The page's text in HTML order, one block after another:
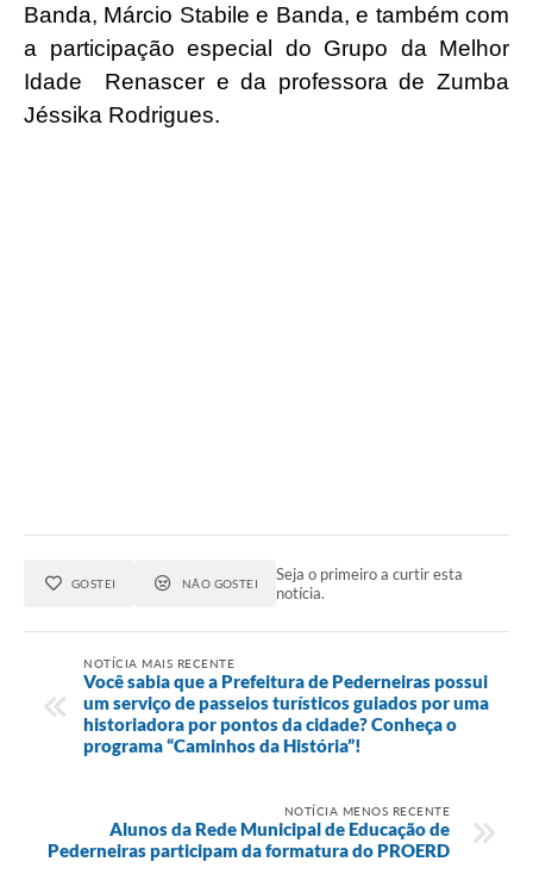
Banda, Márcio Stabile e Banda, e também com
a participação especial do Grupo da Melhor
Idade
Renascer e da professora de Zumba
Jéssika Rodrigues.
GOSTEI NÃO GOSTEI
Seja o primeiro a curtir esta
notícia.
NOTÍCIA MAIS RECENTE
Você sabia que a Prefeitura de Pederneiras possui
um serviço de passeios turísticos guiados por uma
historiadora por pontos da cidade? Conheça o
programa “Caminhos da História”!
NOTÍCIA MENOS RECENTE
Alunos da Rede Municipal de Educação de
Pederneiras participam da formatura do PROERD